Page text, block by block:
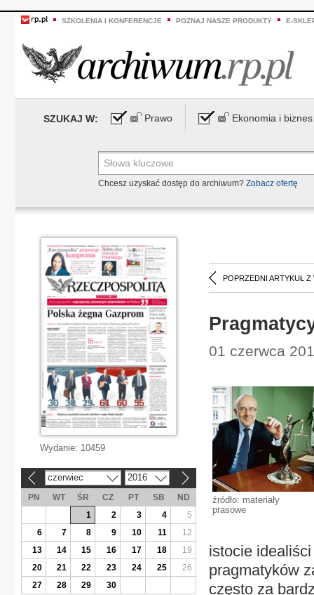
SZKOLENIA I KONFERENCJE POZNAJ NASZE PRODUKTY E-
SZUKAJ W: Prawo Ekonomia i biznes
Chcesz uzyskać dostęp do archiwum? Zobacz ofertę
POPRZEDNI ARTYKUŁ Z
01 czerwca
źródło: materiały
prasowe
istocie
pragmatyków
często za
Wydanie: 10459
czerwiec 2016
PN WT ŚR CZ PT SB
ND
1
2 3 4
5
6
7 8 9 10 11
12
13
14 15 16 17 18
19
20
21 22 23 24 25
26
27
28 29 30